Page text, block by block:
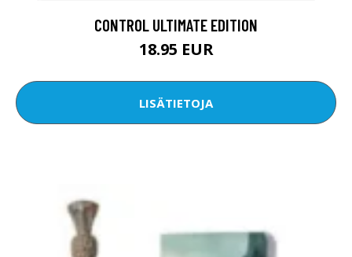
CONTROL ULTIMATE EDITION
18.95 EUR
LISÄTIETOJA